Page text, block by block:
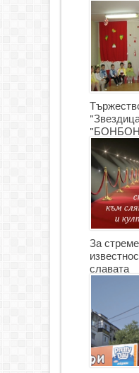
(СНИМКИ)
За
славата